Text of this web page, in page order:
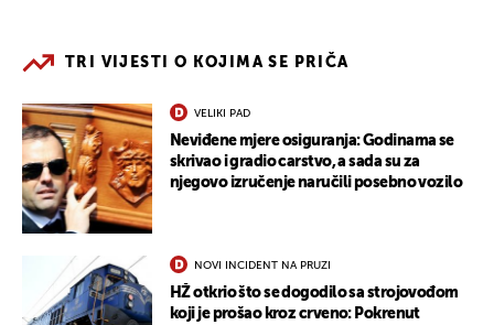
TRI VIJESTI O KOJIMA SE PRIČA
VELIKI PAD
Neviđene mjere osiguranja: Godinama se
skrivao i gradio carstvo, a sada su za
njegovo izručenje naručili posebno vozilo
NOVI INCIDENT NA PRUZI
HŽ otkrio što se dogodilo sa strojovođom
koji je prošao kroz crveno: Pokrenut